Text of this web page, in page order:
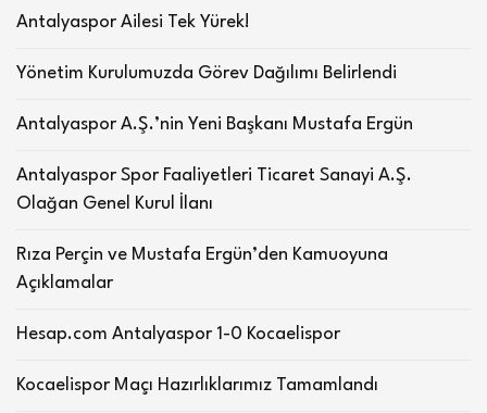
Antalyaspor Ailesi Tek Yürek!
Yönetim Kurulumuzda Görev Dağılımı Belirlendi
Antalyaspor A.Ş.’nin Yeni Başkanı Mustafa Ergün
Antalyaspor Spor Faaliyetleri Ticaret Sanayi A.Ş.
Olağan Genel Kurul İlanı
Rıza Perçin ve Mustafa Ergün’den Kamuoyuna
Açıklamalar
Hesap.com Antalyaspor 1-0 Kocaelispor
Kocaelispor Maçı Hazırlıklarımız Tamamlandı